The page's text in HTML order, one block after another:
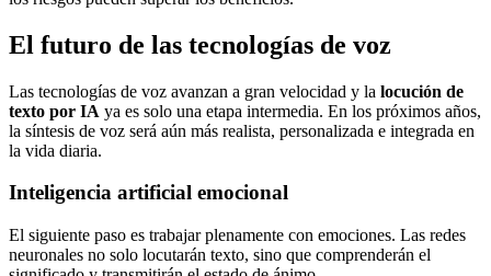
El futuro de las tecnologías de voz
Las tecnologías de voz avanzan a gran velocidad y la locución de
texto por IA ya es solo una etapa intermedia. En los próximos años,
la síntesis de voz será aún más realista, personalizada e integrada en
la vida diaria.
Inteligencia artificial emocional
El siguiente paso es trabajar plenamente con emociones. Las redes
neuronales no solo locutarán texto, sino que comprenderán el